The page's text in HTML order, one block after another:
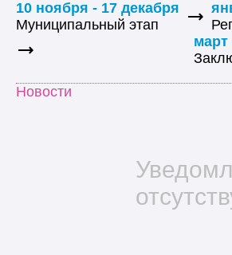
10 ноября - 17 декабря
Муниципальный этап
март
Новости